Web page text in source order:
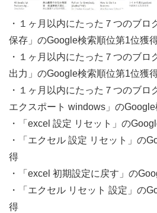
・１ヶ月以内にたった７つのブロ
保存」のGoogle検索順位第1位獲
・１ヶ月以内にたった７つのブロ
出力」のGoogle検索順位第1位獲
・１ヶ月以内にたった７つのブロ
エクスポート windows」の
・「excel 設定 リセット」の
・「エクセル 設定 リセット」の
得
・「excel 初期設定に戻す」の
・「エクセル リセット 設定」の
得